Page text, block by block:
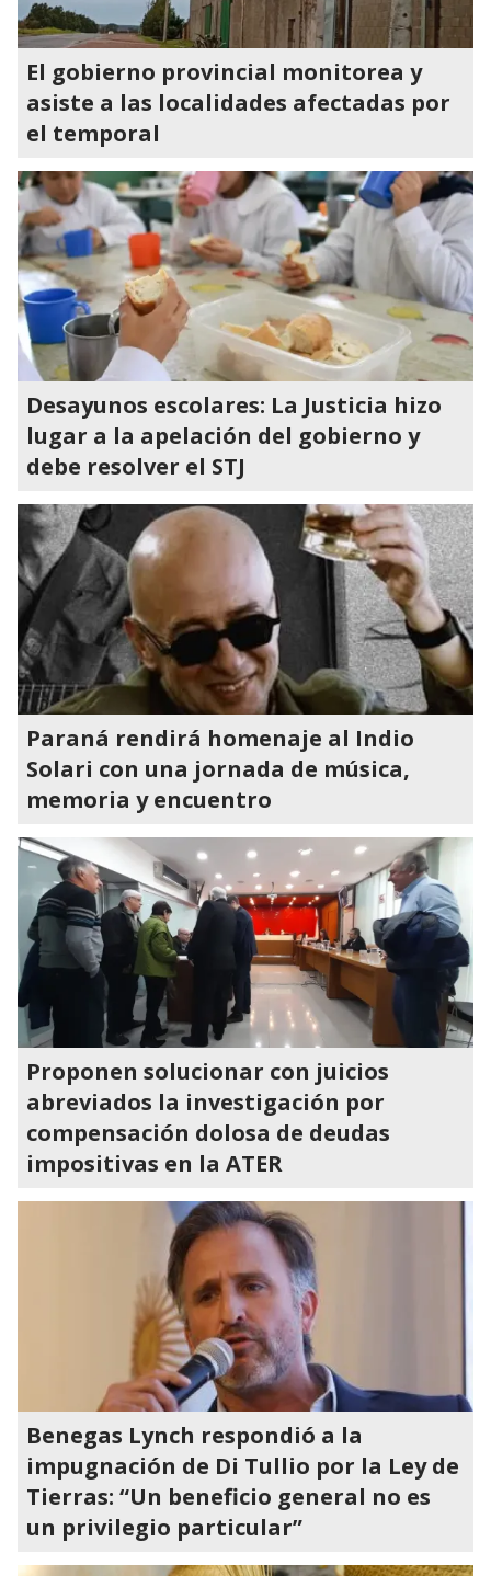
El gobierno provincial monitorea y
asiste a las localidades afectadas por
el temporal
Desayunos escolares: La Justicia hizo
lugar a la apelación del gobierno y
debe resolver el STJ
Paraná rendirá homenaje al Indio
Solari con una jornada de música,
memoria y encuentro
Proponen solucionar con juicios
abreviados la investigación por
compensación dolosa de deudas
impositivas en la ATER
Benegas Lynch respondió a la
impugnación de Di Tullio por la Ley de
Tierras: “Un beneficio general no es
un privilegio particular”